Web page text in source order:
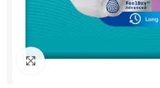
Büyüt